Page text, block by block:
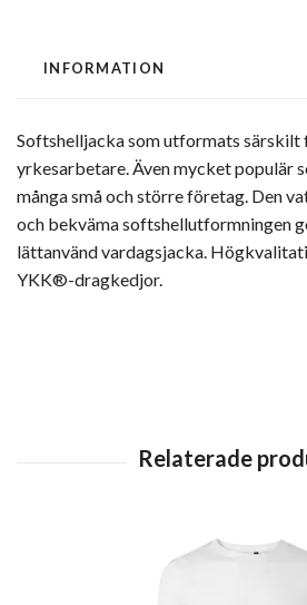
INFORMATION
Softshelljacka som utformats särskilt
yrkesarbetare. Även mycket populär
många små och större företag. Den
och bekväma softshellutformningen
lättanvänd vardagsjacka.
YKK®-dragkedjor.